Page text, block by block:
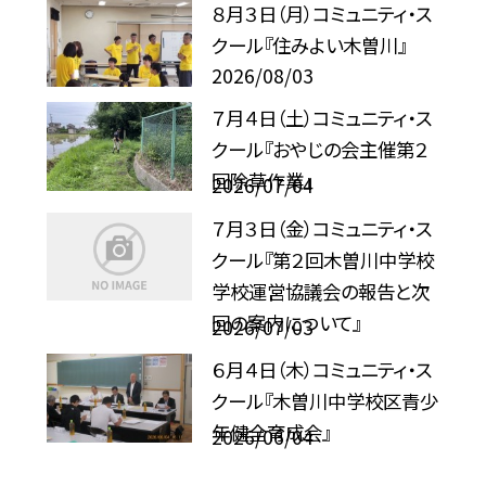
８月３日（月）コミュニティ・ス
クール『住みよい木曽川』
2026/08/03
７月４日（土）コミュニティ・ス
クール『おやじの会主催第２
回除草作業』
2026/07/04
７月３日（金）コミュニティ・ス
クール『第２回木曽川中学校
学校運営協議会の報告と次
回の案内について』
2026/07/03
６月４日（木）コミュニティ・ス
クール『木曽川中学校区青少
年健全育成会』
2026/06/04